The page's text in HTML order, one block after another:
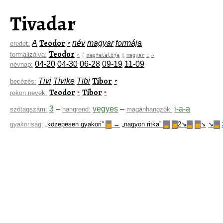
Tivadar
eredet: A Teodor ‣ név magyar formája
formalizálva: Teodor ‣ [ megfelelője ] magyar : ~
névnap: 04-20 04-30 06-28 09-19 11-09
becézés: Tivi Tivike Tibi Tibor ‣
rokon nevek: Teodor ‣ Tibor ‣
szótagszám: 3 – hangrend: vegyes – magánhangzók: i-a-a
gyakoriság: „közepesen gyakori” ▅ → „nagyon ritka” ▃ ▅2↘ ▃ ▅ ↘ ↘ ▃